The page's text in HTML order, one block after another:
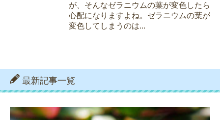
が、そんなゼラニウムの葉が変色したら
心配になりますよね。ゼラニウムの葉が
変色してしまうのは...
最新記事一覧